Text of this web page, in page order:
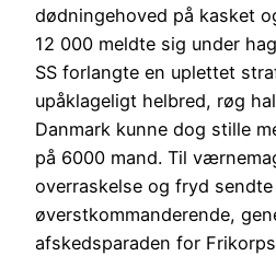
dødningehoved på kasket
12 000 meldte sig under
SS forlangte en uplettet
upåklageligt helbred, røg
Danmark kunne dog stille
på 6000 mand. Til
overraskelse og fryd
øverstkommanderende,
afskedsparaden for